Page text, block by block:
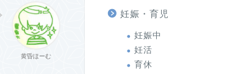
黄昏ほーむ
妊娠・育児
妊娠中
妊活
育休